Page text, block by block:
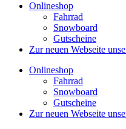
Onlineshop
Fahrrad
Snowboard
Gutscheine
Zur neuen Webseite
Onlineshop
Fahrrad
Snowboard
Gutscheine
Zur neuen Webseite